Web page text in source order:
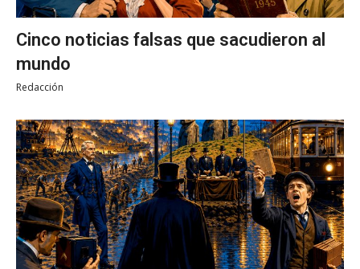
Cinco noticias falsas que sacudieron al
mundo
Redacción